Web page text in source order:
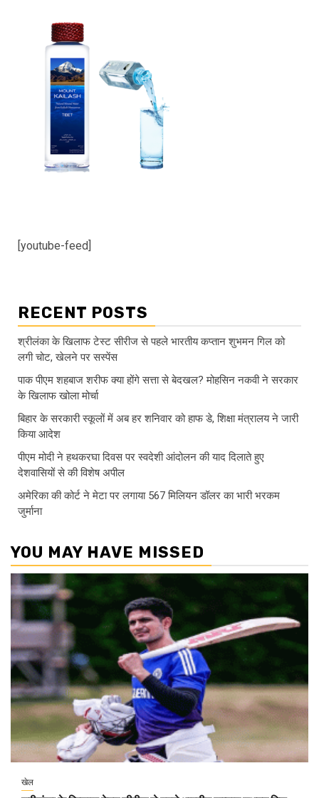
[youtube-feed]
RECENT POSTS
श्रीलंका के खिलाफ टेस्ट सीरीज से पहले भारतीय कप्तान शुभमन गिल को
लगी चोट, खेलने पर सस्पेंस
पाक पीएम शहबाज शरीफ क्या होंगे सत्ता से बेदखल? मोहसिन नकवी ने सरकार
के खिलाफ खोला मोर्चा
बिहार के सरकारी स्कूलों में अब हर शनिवार को हाफ डे, शिक्षा मंत्रालय ने जारी
किया आदेश
पीएम मोदी ने हथकरघा दिवस पर स्वदेशी आंदोलन की याद दिलाते हुए
देशवासियों से की विशेष अपील
अमेरिका की कोर्ट ने मेटा पर लगाया 567 मिलियन डॉलर का भारी भरकम
जुर्माना
YOU MAY HAVE MISSED
खेल